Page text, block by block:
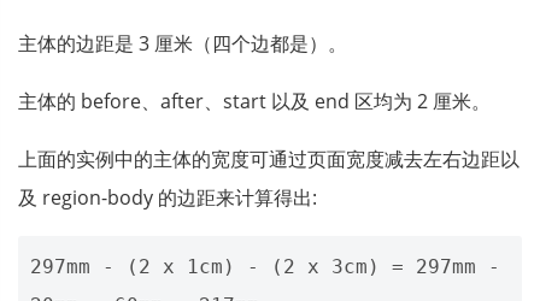
主体的边距是 3 厘米（四个边都是）。
主体的 before、after、start 以及 end 区均为 2 厘米。
上面的实例中的主体的宽度可通过页面宽度减去左右边距以
及 region-body 的边距来计算得出:
297mm - (2 x 1cm) - (2 x 3cm) = 297mm -